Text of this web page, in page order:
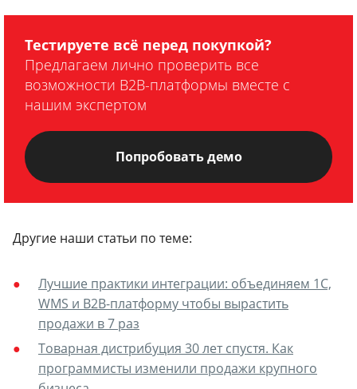
Тестируете всё перед покупкой?
Предлагаем лично проверить все
возможности B2B-платформы вместе с
нашим экспертом
Попробовать демо
Другие наши статьи по теме:
Лучшие практики интеграции: объединяем 1С,
WMS и B2B-платформу чтобы вырастить
продажи в 7 раз
Товарная дистрибуция 30 лет спустя. Как
программисты изменили продажи крупного